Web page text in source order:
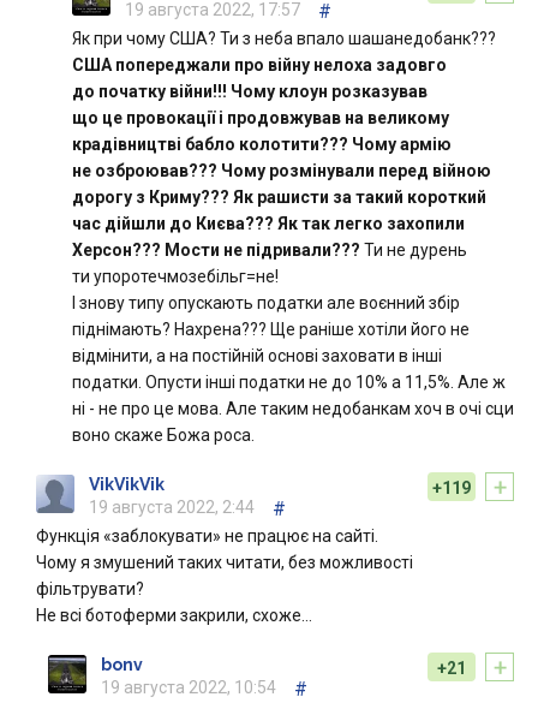
19 августа 2022, 17:57
#
Як при чому США? Ти з неба впало шашанедобанк???
США попереджали про війну нелоха задовго
до початку війни!!! Чому клоун розказував
що це провокації і продовжував на великому
крадівництві бабло колотити??? Чому армію
не озброював??? Чому розмінували перед війною
дорогу з Криму??? Як рашисти за такий короткий
час дійшли до Києва??? Як так легко захопили
Херсон??? Мости не підривали??? Ти не дурень
ти упоротечмозебільг=не!
І знову типу опускають податки але воєнний збір
піднімають? Нахрена??? Ще раніше хотіли його не
відмінити, а на постійній основі заховати в інші
податки. Опусти інші податки не до 10% а 11,5%. Але ж
ні - не про це мова. Але таким недобанкам хоч в очі сци
воно скаже Божа роса.
+
+119
VikVikVik
19 августа 2022, 2:44
#
Функція «заблокувати» не працює на сайті.
Чому я змушений таких читати, без можливості
фільтрувати?
Не всі ботоферми закрили, схоже…
+
+21
bonv
19 августа 2022, 10:54
#